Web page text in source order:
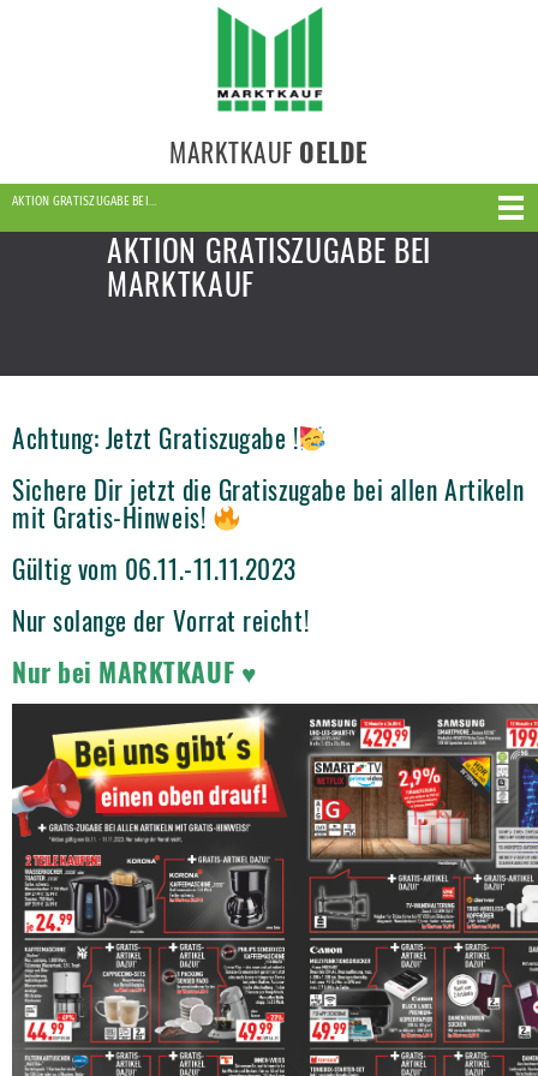
MARKTKAUF OELDE
AKTION GRATISZUGABE BEI…
AKTION GRATISZUGABE BEI
MARKTKAUF
Achtung: Jetzt Gratiszugabe !
Sichere Dir jetzt die Gratiszugabe bei allen Artikeln
mit Gratis-Hinweis!
Gültig vom 06.11.-11.11.2023
Nur solange der Vorrat reicht!
Nur bei MARKTKAUF ♥